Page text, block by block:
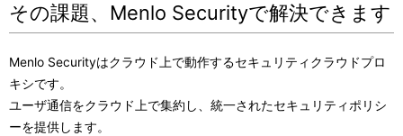
その課題、Menlo Securityで解決できます
Menlo Securityはクラウド上で動作するセキュリティクラウドプロ
キシです。
ユーザ通信をクラウド上で集約し、統一されたセキュリティポリシ
ーを提供します。